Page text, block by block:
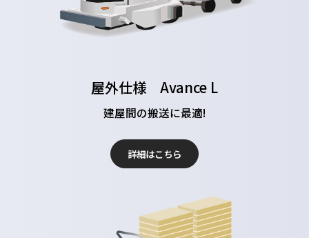
屋外仕様 Avance L
建屋間の搬送に最適!
詳細はこちら